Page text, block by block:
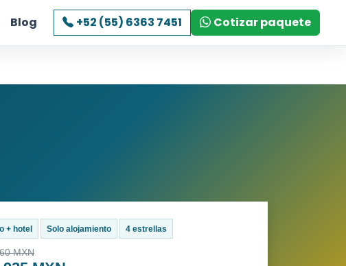
Blog +52 (55) 6363 7451 Cotizar paquete
+ hotel Solo alojamiento 4 estrellas
MXN